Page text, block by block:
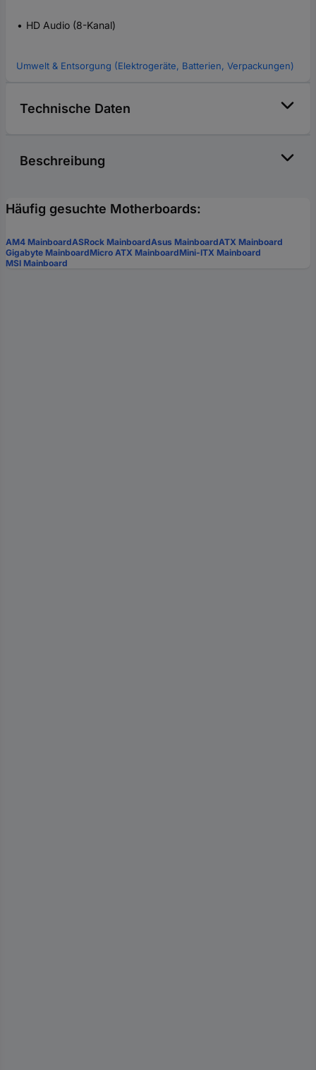
HD Audio (8-Kanal)
Umwelt & Entsorgung (Elektrogeräte, Batterien, Verpackungen)
Technische Daten
Beschreibung
Häufig gesuchte Motherboards:
AM4 MainboardASRock MainboardAsus MainboardATX Mainboard
Gigabyte MainboardMicro ATX MainboardMini-ITX Mainboard
MSI Mainboard